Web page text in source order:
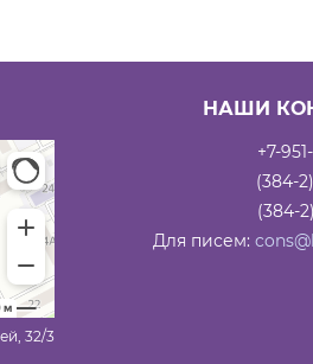
32/3
НАШИ
+7-
(384-
(384-
Для писем: